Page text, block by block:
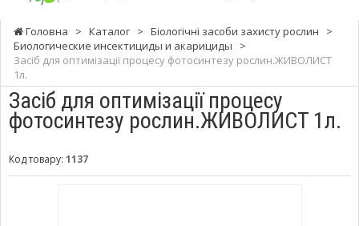
Головна > Каталог > Біологічні засоби захисту рослин
>
Биологические инсектициды и акарициды
>
Засіб для оптимізації процесу фотосинтезу рослин.ЖИВОЛИСТ
1л.
Засіб для оптимізації процесу
фотосинтезу рослин.ЖИВОЛИСТ 1л.
Код товару: 1137